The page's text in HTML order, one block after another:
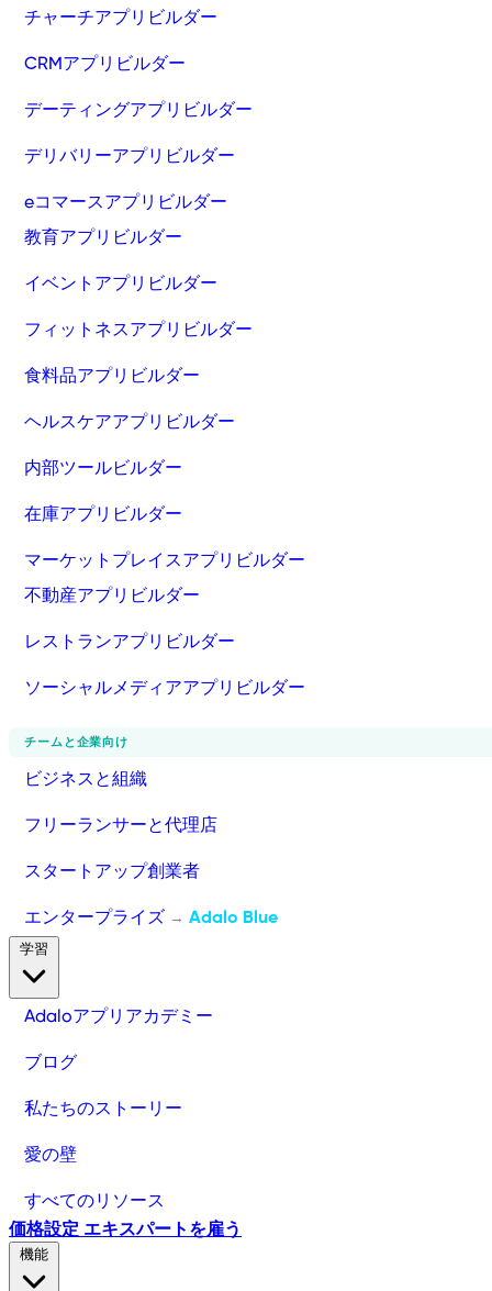
チャーチアプリビルダー
CRMアプリビルダー
デーティングアプリビルダー
デリバリーアプリビルダー
eコマースアプリビルダー
教育アプリビルダー
イベントアプリビルダー
フィットネスアプリビルダー
食料品アプリビルダー
ヘルスケアアプリビルダー
内部ツールビルダー
在庫アプリビルダー
マーケットプレイスアプリビルダー
不動産アプリビルダー
レストランアプリビルダー
ソーシャルメディアアプリビルダー
チームと企業向け
ビジネスと組織
フリーランサーと代理店
スタートアップ創業者
エンタープライズ → Adalo Blue
Adaloアプリアカデミー
ブログ
私たちのストーリー
愛の壁
すべてのリソース
価格設定 エキスパートを雇う